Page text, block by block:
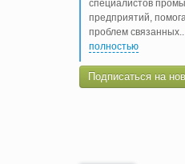
специалистов
предприятий,
проблем связанных
полностью
Подписаться на